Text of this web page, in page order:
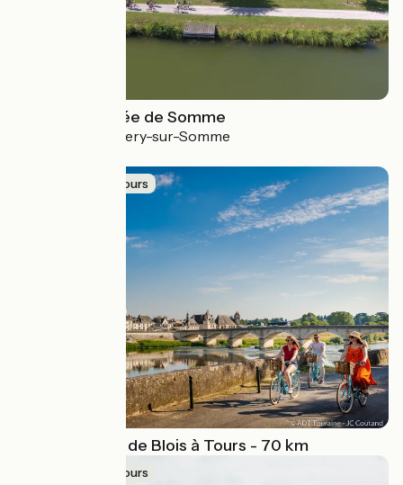
Véloroute Vallée de Somme
Tergnier > St-Valery-sur-Somme
Idée de parcours
La Loire à Vélo de Blois à Tours - 70 km
Idée de parcours